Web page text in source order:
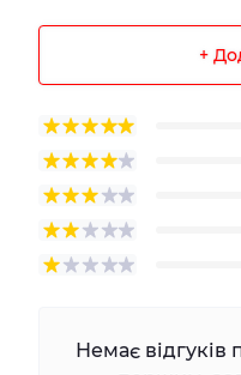
+
Немає відгуків